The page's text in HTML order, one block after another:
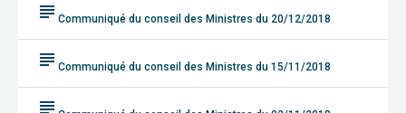
subject Communiqué du conseil des Ministres du 20/12/2018
subject Communiqué du conseil des Ministres du 15/11/2018
subject